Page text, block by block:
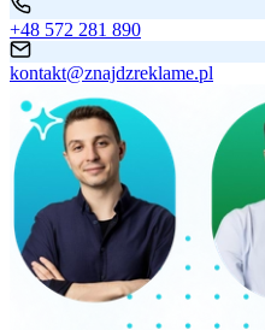
+48 572 281 890
kontakt@znajdzreklame.pl